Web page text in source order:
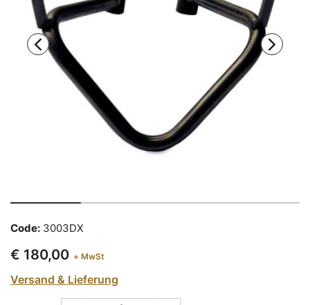
Code: 3003DX
€ 180,00 + MwSt
Versand & Lieferung